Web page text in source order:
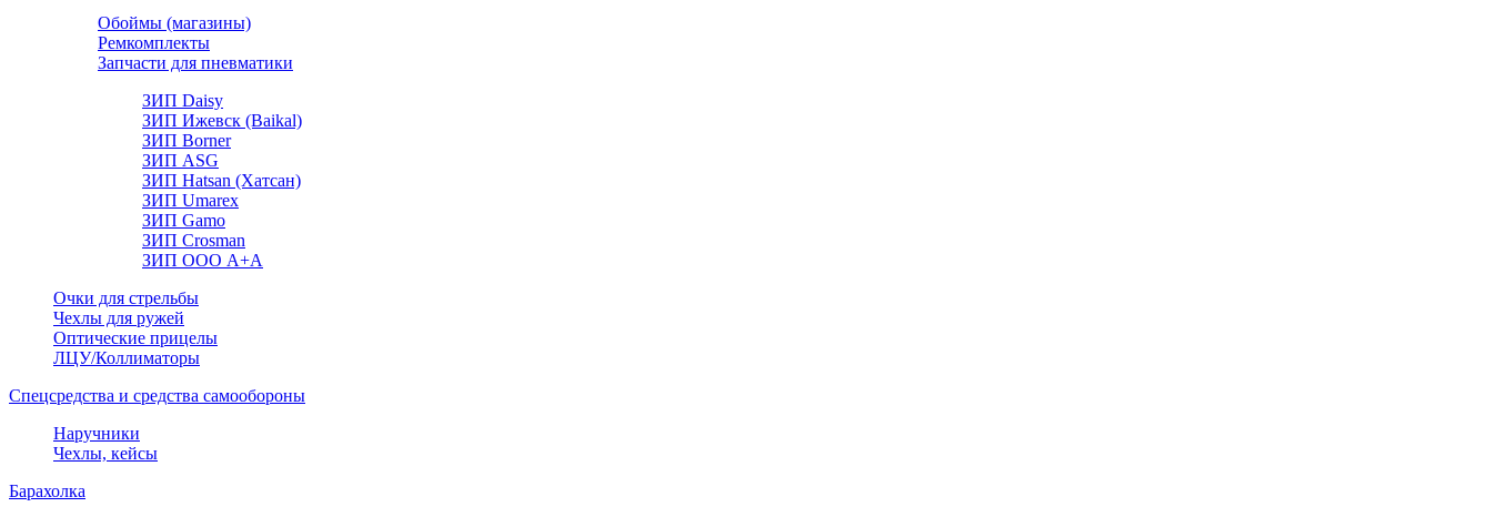
Обоймы (магазины)
Ремкомплекты
Запчасти для пневматики
ЗИП Daisy
ЗИП Ижевск (Baikal)
ЗИП Borner
ЗИП ASG
ЗИП Hatsan (Хатсан)
ЗИП Umarex
ЗИП Gamo
ЗИП Crosman
ЗИП ООО А+А
Очки для стрельбы
Чехлы для ружей
Оптические прицелы
ЛЦУ/Коллиматоры
Спецсредства и средства самообороны
Наручники
Чехлы, кейсы
Барахолка